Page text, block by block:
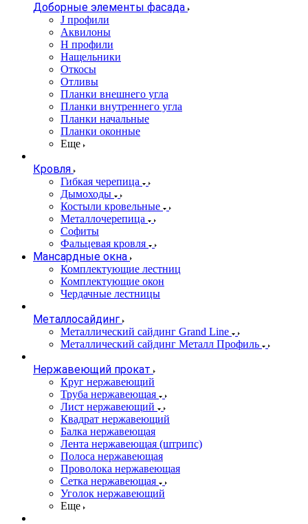
Доборные элементы фасада
J профили
Аквилоны
Н профили
Нащельники
Откосы
Отливы
Планки внешнего угла
Планки внутреннего угла
Планки начальные
Планки оконные
Еще
Кровля
Гибкая черепица
Дымоходы
Костыли кровельные
Металлочерепица
Софиты
Фальцевая кровля
Мансардные окна
Комплектующие лестниц
Комплектующие окон
Чердачные лестницы
Металлосайдинг
Металлический сайдинг Grand Line
Металлический сайдинг Металл Профиль
Нержавеющий прокат
Круг нержавеющий
Труба нержавеющая
Лист нержавеющий
Квадрат нержавеющий
Балка нержавеющая
Лента нержавеющая (штрипс)
Полоса нержавеющая
Проволока нержавеющая
Сетка нержавеющая
Уголок нержавеющий
Еще